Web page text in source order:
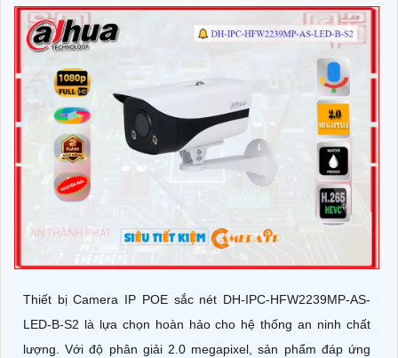
Thiết bị Camera IP POE sắc nét DH-IPC-HFW2239MP-AS-
LED-B-S2 là lựa chọn hoàn hảo cho hệ thống an ninh chất
lượng. Với độ phân giải 2.0 megapixel, sản phẩm đáp ứng